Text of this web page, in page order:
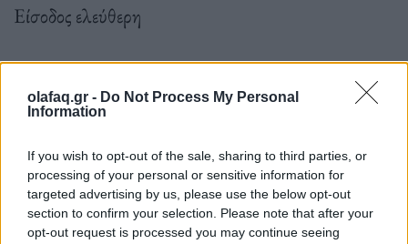
olafaq.gr - Do Not Process My Personal
Information
If you wish to opt-out of the sale, sharing to third parties, or
processing of your personal or sensitive information for
targeted advertising by us, please use the below opt-out
section to confirm your selection. Please note that after your
opt-out request is processed you may continue seeing
Είσοδος ελεύθερη